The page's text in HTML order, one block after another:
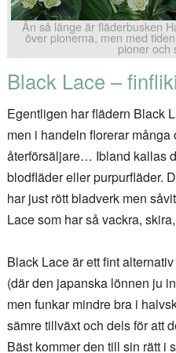
Än så länge är fläderbusken
över pionerna, men med
pioner och
Black Lace –
Egentligen har flädern Black
men i handeln florerar
återförsäljare… Ibland kallas
blodfläder eller purpurfläder.
har just rött bladverk men
Lace som har så vackra,
Black Lace är ett fint
(där den japanska lönnen ju
men funkar mindre bra i
sämre tillväxt och dels för att
Bäst kommer den till sin rätt i